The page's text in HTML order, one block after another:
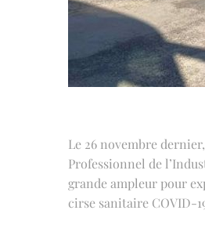
Le 26 novembre
Professionnel de
grande ampleur pour
cirse sanitaire COVID-